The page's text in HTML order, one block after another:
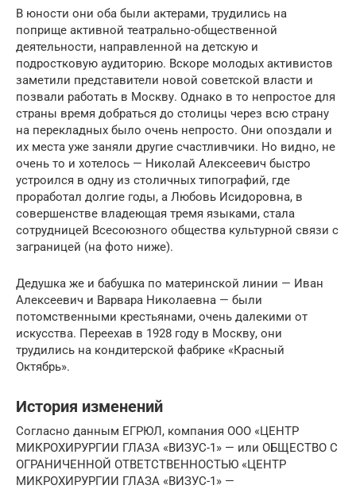
В юности они оба были актерами, трудились на
поприще активной театрально-общественной
деятельности, направленной на детскую и
подростковую аудиторию. Вскоре молодых активистов
заметили представители новой советской власти и
позвали работать в Москву. Однако в то непростое для
страны время добраться до столицы через всю страну
на перекладных было очень непросто. Они опоздали и
их места уже заняли другие счастливчики. Но видно, не
очень то и хотелось — Николай Алексеевич быстро
устроился в одну из столичных типографий, где
проработал долгие годы, а Любовь Исидоровна, в
совершенстве владеющая тремя языками, стала
сотрудницей Всесоюзного общества культурной связи с
заграницей (на фото ниже).
Дедушка же и бабушка по материнской линии — Иван
Алексеевич и Варвара Николаевна — были
потомственными крестьянами, очень далекими от
искусства. Переехав в 1928 году в Москву, они
трудились на кондитерской фабрике «Красный
Октябрь».
История изменений
Согласно данным ЕГРЮЛ, компания ООО «ЦЕНТР
МИКРОХИРУРГИИ ГЛАЗА «ВИЗУС-1» — или ОБЩЕСТВО С
ОГРАНИЧЕННОЙ ОТВЕТСТВЕННОСТЬЮ «ЦЕНТР
МИКРОХИРУРГИИ ГЛАЗА «ВИЗУС-1» —